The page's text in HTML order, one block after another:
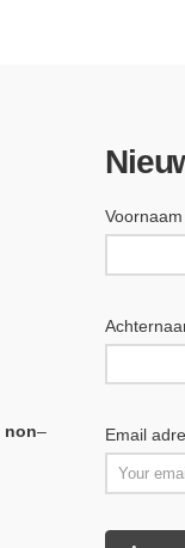
non–
Voornaam
Email